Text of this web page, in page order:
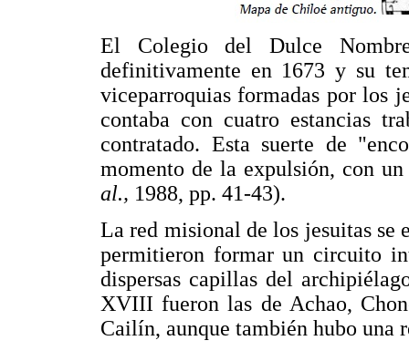
El Colegio del Dulce
definitivamente en 1673 y su
viceparroquias formadas por los
contaba con cuatro estancias
contratado. Esta suerte de
momento de la expulsión, con
al., 1988, pp. 41-43).
La red misional de los jesuitas se
permitieron formar un circuito
dispersas capillas del
XVIII fueron las de Achao,
Cailín, aunque también hubo una